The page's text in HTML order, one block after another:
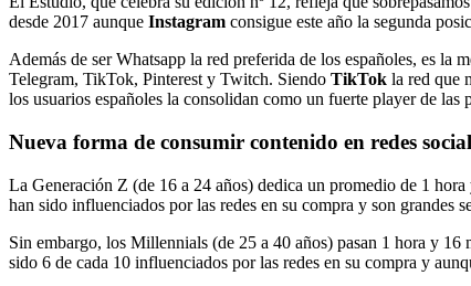
desde 2017 aunque Instagram consigue este año la segunda
Además de ser Whatsapp la red preferida de los españoles, es la
Telegram, TikTok, Pinterest y Twitch. Siendo TikTok la red que
los usuarios españoles la consolidan como un fuerte player de las
Nueva forma de consumir contenido en redes
La Generación Z (de 16 a 24 años) dedica un promedio de 1
han sido influenciados por las redes en su compra y son grandes
Sin embargo, los Millennials (de 25 a 40 años) pasan 1 hora y
sido 6 de cada 10 influenciados por las redes en su compra y